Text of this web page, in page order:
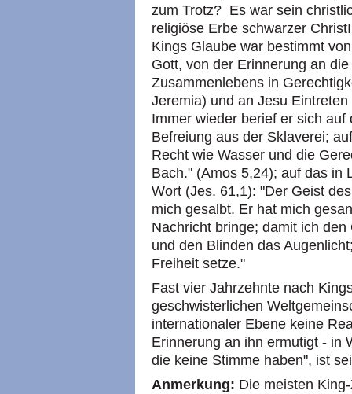
zum Trotz? Es war sein
religiöse Erbe schwarzer
Kings Glaube war bestimmt
Gott, von der Erinnerung an
Zusammenlebens in
Jeremia) und an Jesu
Immer wieder berief er sich
Befreiung aus der Sklaverei;
Recht wie Wasser und die
Bach." (Amos 5,24); auf das in
Wort (Jes. 61,1): "Der Geist
mich gesalbt. Er hat mich
Nachricht bringe; damit ich
und den Blinden das
Freiheit setze."
Fast vier Jahrzehnte nach
geschwisterlichen
internationaler Ebene keine
Erinnerung an ihn ermutigt - in
die keine Stimme haben", ist
Anmerkung: Die meisten